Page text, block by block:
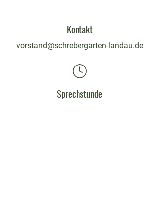
Kontakt
vorstand@schrebergarten-landau.de
Sprechstunde